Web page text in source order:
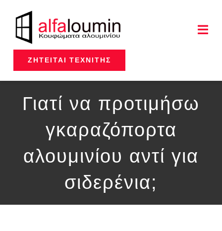
Μετάβαση
περιεχόμενο
Αρχική
Η Εταιρεία
Προϊόντα
ΖΗΤΕΊΤΑΙ ΤΕΧΝΊΤΗΣ
Γιατί να προτιμήσω
γκαραζόπορτα
αλουμινίου αντί για
σιδερένια;